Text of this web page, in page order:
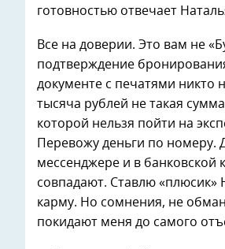
готовностью отвечает
Все на доверии. Это вам не
подтверждение
документе с печатями никто
тысяча рублей не такая
которой нельзя пойти на
Перевожу деньги по номеру.
мессенджере и в банковской
совпадают. Ставлю «плюсик»
карму. Но сомнения, не
покидают меня до самого